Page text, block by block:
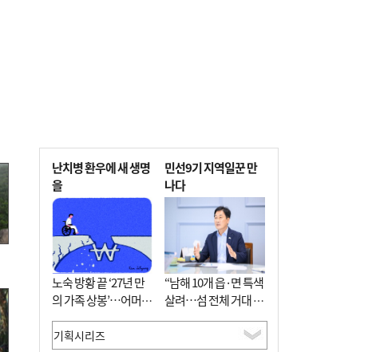
난치병 환우에 새 생명
을
노숙 방황 끝 ‘27년 만
의 가족 상봉’…어머니
와 행복 꿈꿔
민선9기 지역일꾼 만
나다
“남해 10개 읍·면 특색
살려…섬 전체 거대 정
원으로 조성”